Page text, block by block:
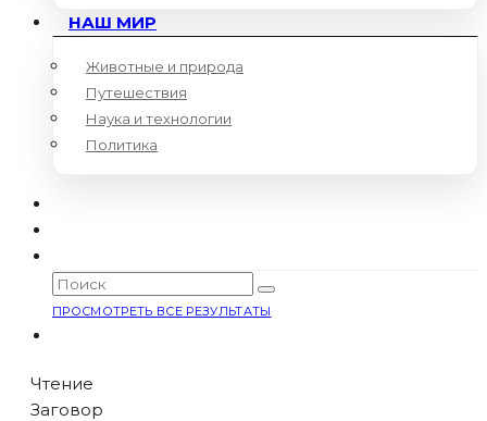
НАШ МИР
Животные и природа
Путешествия
Наука и технологии
Политика
ПРОСМОТРЕТЬ ВСЕ РЕЗУЛЬТАТЫ
Чтение
Заговор